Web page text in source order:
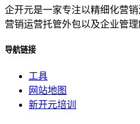
企开元是一家专注以精细化营
营销运营托管外包以及企业管
导航链接
工具
网站地图
新开元培训